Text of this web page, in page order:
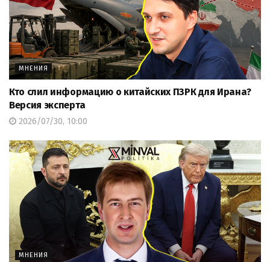
МНЕНИЯ
Кто слил информацию о китайских ПЗРК для Ирана?
Версия эксперта
2026/07/30, 10:00
МНЕНИЯ